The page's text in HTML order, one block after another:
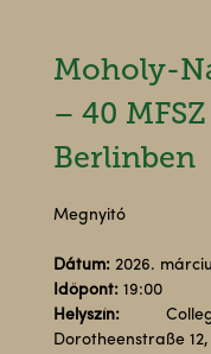
Moholy-
– 40
Berlinben
Megnyitó
Dátum:2026.
Időpont:19:00
Helyszín:
Dorotheenstraße 12,